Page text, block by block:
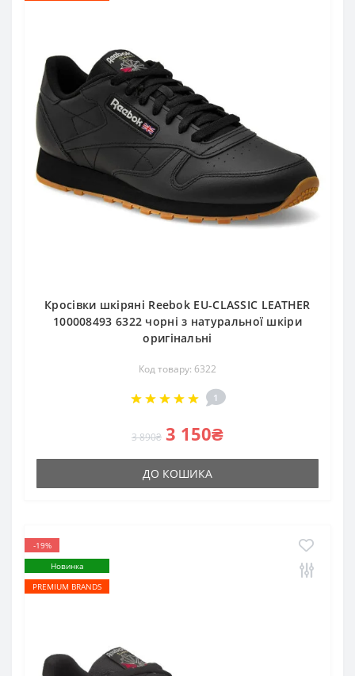
Кросівки шкіряні Reebok EU-CLASSIC LEATHER
100008493 6322 чорні з натуральної шкіри
оригінальні
Код товару: 6322
1
3 890₴ 3 150₴
ДО КОШИКА
-19%
Новинка
PREMIUM BRANDS